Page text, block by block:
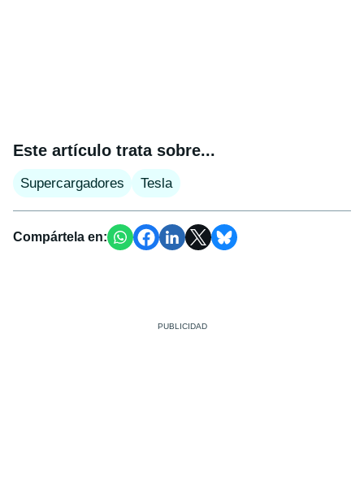
Este artículo trata sobre...
Supercargadores Tesla
Compártela en: